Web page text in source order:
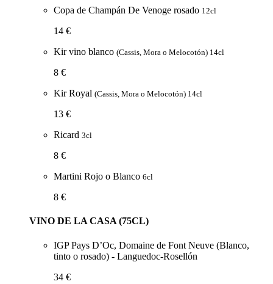
Copa de Champán De Venoge rosado 12cl
14 €
Kir vino blanco (Cassis, Mora o Melocotón) 14cl
8 €
Kir Royal (Cassis, Mora o Melocotón) 14cl
13 €
Ricard 3cl
8 €
Martini Rojo o Blanco 6cl
8 €
VINO DE LA CASA (75CL)
IGP Pays D’Oc, Domaine de Font Neuve (Blanco,
tinto o rosado) - Languedoc-Rosellón
34 €